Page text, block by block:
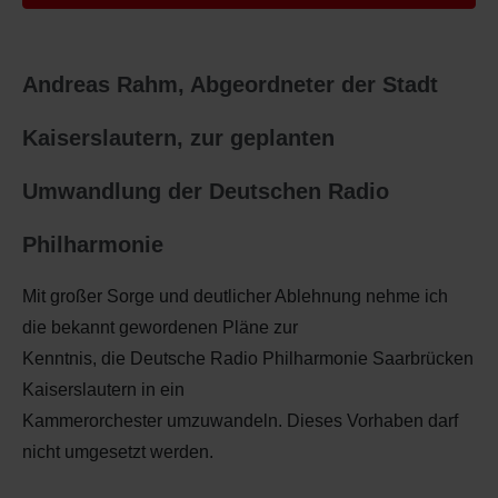
Andreas Rahm, Abgeordneter der Stadt
Kaiserslautern, zur geplanten
Umwandlung der Deutschen Radio
Philharmonie
Mit großer Sorge und deutlicher Ablehnung nehme ich
die bekannt gewordenen Pläne zur
Kenntnis, die Deutsche Radio Philharmonie Saarbrücken
Kaiserslautern in ein
Kammerorchester umzuwandeln. Dieses Vorhaben darf
nicht umgesetzt werden.